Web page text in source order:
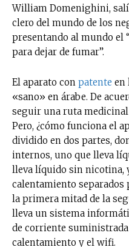
William Domenighini,
clero del mundo de los
presentando al mundo el
para dejar de fumar”.
El aparato con patente en
«sano» en árabe. De
seguir una ruta medicinal
Pero, ¿cómo funciona el
dividido en dos partes,
internos, uno que lleva
lleva líquido sin nicotina,
calentamiento separados
la primera mitad de la
lleva un sistema
de corriente suministrada
calentamiento y el wifi.